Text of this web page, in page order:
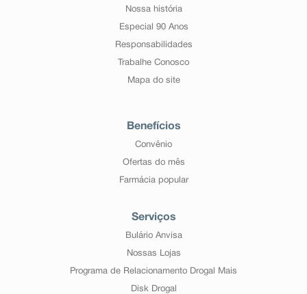
Nossa história
Especial 90 Anos
Responsabilidades
Trabalhe Conosco
Mapa do site
Benefícios
Convênio
Ofertas do mês
Farmácia popular
Serviços
Bulário Anvisa
Nossas Lojas
Programa de Relacionamento Drogal Mais
Disk Drogal